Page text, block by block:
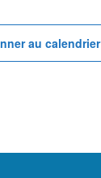
au calendrier